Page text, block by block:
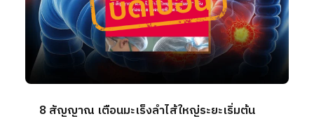
8 สัญญาณ เตือนมะเร็งลำไส้ใหญ่ระยะเริ่มต้น